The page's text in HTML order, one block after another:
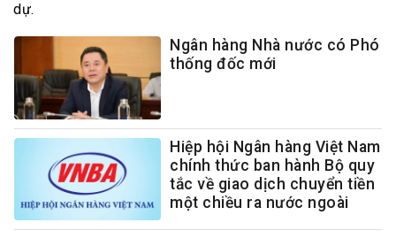
dự.
Ngân hàng Nhà nước có Phó
thống đốc mới
Hiệp hội Ngân hàng Việt Nam
chính thức ban hành Bộ quy
tắc về giao dịch chuyển tiền
một chiều ra nước ngoài